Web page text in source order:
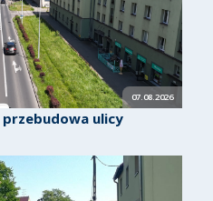
07.08.2026
ulicy